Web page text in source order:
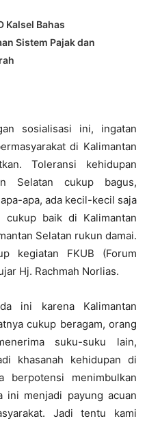
Kalsel Bahas
Sistem Pajak dan
sosialisasi ini, ingatan
di Kalimantan
Toleransi kehidupan
Selatan cukup bagus,
apa, ada kecil-kecil saja
cukup baik di Kalimantan
Selatan rukun damai.
kegiatan FKUB (Forum
Hj. Rachmah Norlias.
ini karena Kalimantan
cukup beragam, orang
suku-suku lain,
khasanah kehidupan di
berpotensi menimbulkan
ini menjadi payung acuan
Jadi tentu kami